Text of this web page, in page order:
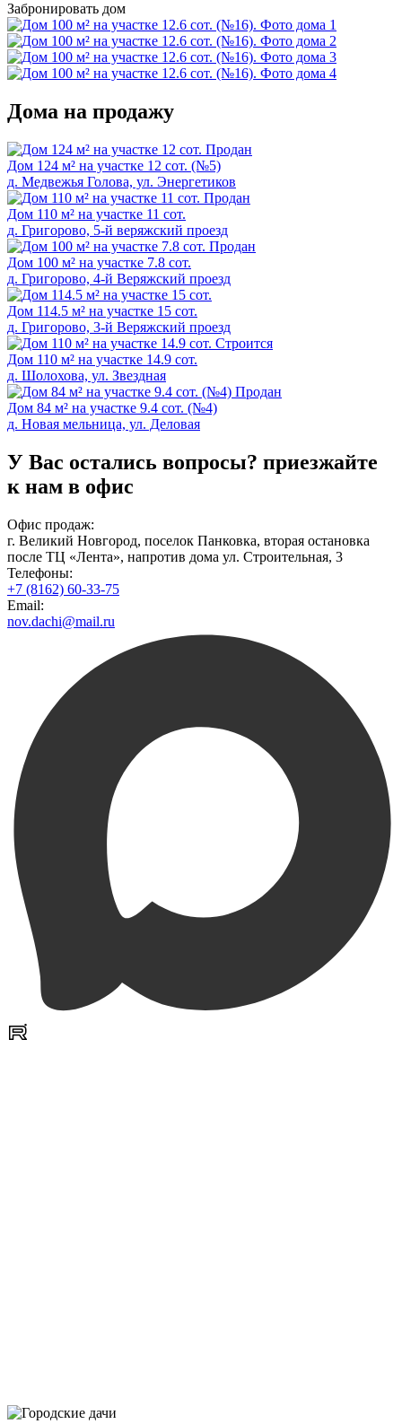
Забронировать дом
Дома на продажу
Продан
Дом 124 м² на участке 12 сот. (№5)
д. Медвежья Голова, ул. Энергетиков
Продан
Дом 110 м² на участке 11 сот.
д. Григорово, 5-й веряжский проезд
Продан
Дом 100 м² на участке 7.8 сот.
д. Григорово, 4-й Веряжский проезд
Дом 114.5 м² на участке 15 сот.
д. Григорово, 3-й Веряжский проезд
Cтроится
Дом 110 м² на участке 14.9 сот.
д. Шолохова, ул. Звездная
Продан
Дом 84 м² на участке 9.4 сот. (№4)
д. Новая мельница, ул. Деловая
У Вас остались вопросы? приезжайте
к нам в офис
Офис продаж:
г. Великий Новгород, поселок Панковка, вторая остановка
после ТЦ «Лента», напротив дома ул. Строительная, 3
Телефоны:
+7 (8162) 60-33-75
Email:
nov.dachi@mail.ru